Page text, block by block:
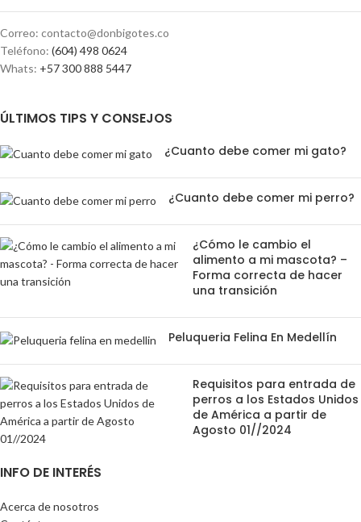
Correo: contacto@donbigotes.co
Teléfono: (604) 498 0624
Whats: +57 300 888 5447
ÚLTIMOS TIPS Y CONSEJOS
¿Cuanto debe comer mi gato?
¿Cuanto debe comer mi perro?
¿Cómo le cambio el
alimento a mi mascota? –
Forma correcta de hacer
una transición
Peluqueria Felina En Medellín
Requisitos para entrada de
perros a los Estados Unidos
de América a partir de
Agosto 01//2024
INFO DE INTERÉS
Acerca de nosotros